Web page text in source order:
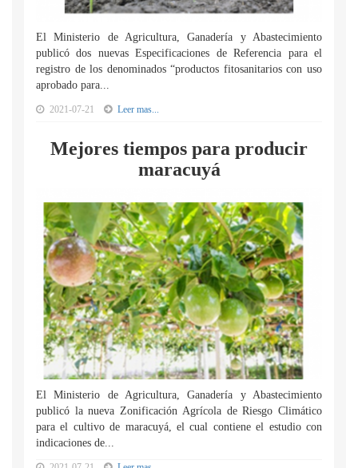
El Ministerio de Agricultura, Ganadería y Abastecimiento
publicó dos nuevas Especificaciones de Referencia para el
registro de los denominados “productos fitosanitarios con uso
aprobado para...
2021-07-21 Leer mas...
Mejores tiempos para producir
maracuyá
El Ministerio de Agricultura, Ganadería y Abastecimiento
publicó la nueva Zonificación Agrícola de Riesgo Climático
para el cultivo de maracuyá, el cual contiene el estudio con
indicaciones de...